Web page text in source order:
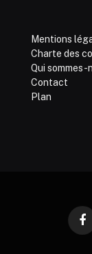
Mentions
Charte des
Qui sommes-
Contact
Plan